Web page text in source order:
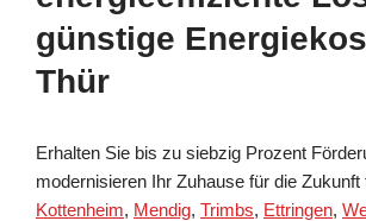
günstige
Thür
Erhalten Sie bis zu siebzig Prozent
modernisieren Ihr Zuhause für die Zukunft
Kottenheim, Mendig, Trimbs, Ettringen,